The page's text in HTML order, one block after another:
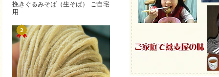
挽きぐるみそば（生そば） ご自宅
用